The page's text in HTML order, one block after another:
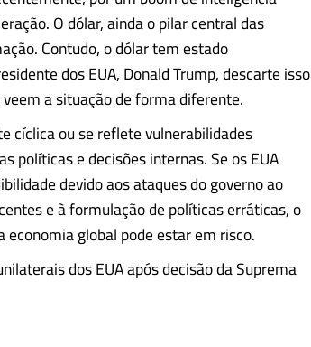
O dólar, ainda o pilar central das
Contudo, o dólar tem estado
dos EUA, Donald Trump, descarte isso
a situação de forma diferente.
cíclica ou se reflete vulnerabilidades
políticas e decisões internas. Se os EUA
devido aos ataques do governo ao
e à formulação de políticas erráticas, o
economia global pode estar em risco.
dos EUA após decisão da Suprema